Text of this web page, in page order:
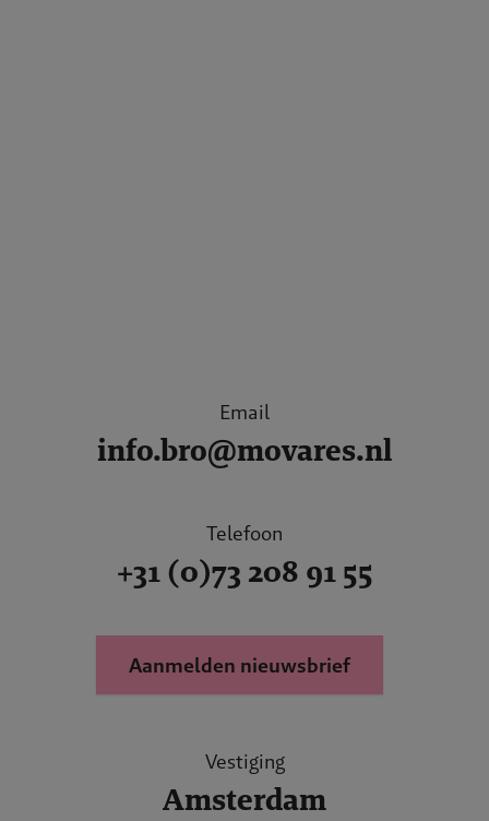
Email
info.bro@movares.nl
Telefoon
+31 (0)73 208 91 55
Aanmelden nieuwsbrief
Vestiging
Amsterdam